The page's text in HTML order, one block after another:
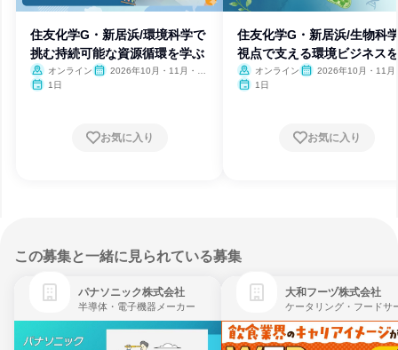
住友化学G・新居浜/環境科学で
挑む持続可能な資源循環を学ぶ
オンライン
2026年10月・11月・12
1日
お気に入り
住友化学G・新居浜/生物科
視点で支える環境ビジネス
ぶ
オンライン
2026年10月・11月
1日
お気に入り
この募集と一緒に見られている募集
パナソニック株式会社
半導体・電子機器メーカー
大和フーヅ株式会社